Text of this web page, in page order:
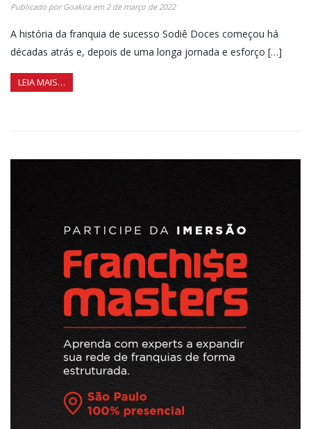
Publicado porGoakiraem2 de março de 2022
A história da franquia de sucesso Sodiê Doces começou há
décadas atrás e, depois de uma longa jornada e esforço […]
LEIA MAIS…